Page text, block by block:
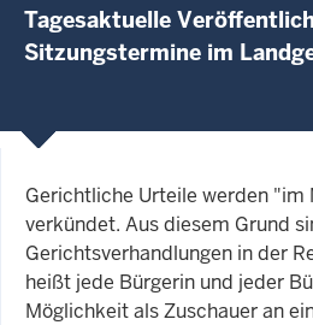
Tagesaktuelle
Sitzungstermine im
Gerichtliche Urteile werden "im
verkündet. Aus diesem Grund
Gerichtsverhandlungen in der
heißt jede Bürgerin und jeder
Möglichkeit als Zuschauer an